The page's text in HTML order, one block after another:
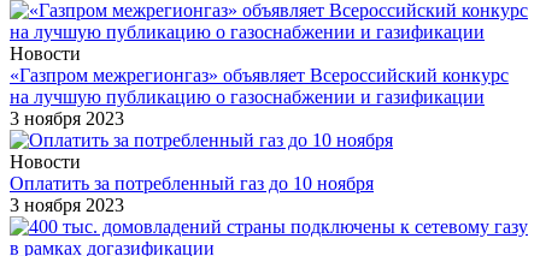
Новости
«Газпром межрегионгаз» объявляет Всероссийский конкурс
на лучшую публикацию о газоснабжении и газификации
3 ноября 2023
Новости
Оплатить за потребленный газ до 10 ноября
3 ноября 2023